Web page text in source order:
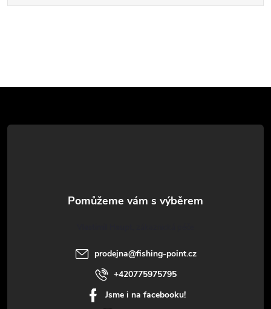
á
prodejna@fishing-point.cz
+420775975795
Jsme i na facebooku!